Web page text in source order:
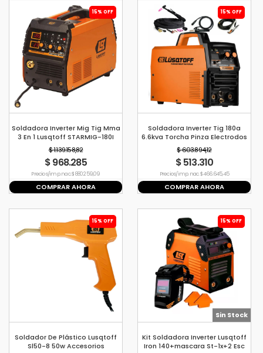
15% OFF
Soldadora Inverter Mig Tig Mma
3 En 1 Lusqtoff STARMIG-180I
180a
$ 1.139.158,82
$ 968.285
Precio s/imp. nac. $ 880.259,09
COMPRAR AHORA
15% OFF
Soldadora Inverter Tig 180a
6.6kva Torcha Pinza Electrodos
Lusqtoff PROTIG180-8
$ 603.894,12
$ 513.310
Precio s/imp. nac. $ 466.645,45
COMPRAR AHORA
15% OFF
Soldador De Plástico Lusqtoff
Sl50-8 50w Accesorios
15% OFF
Sin Stock
Kit Soldadora Inverter Lusqtoff
Iron 140+mascara St-1x+2 Esc